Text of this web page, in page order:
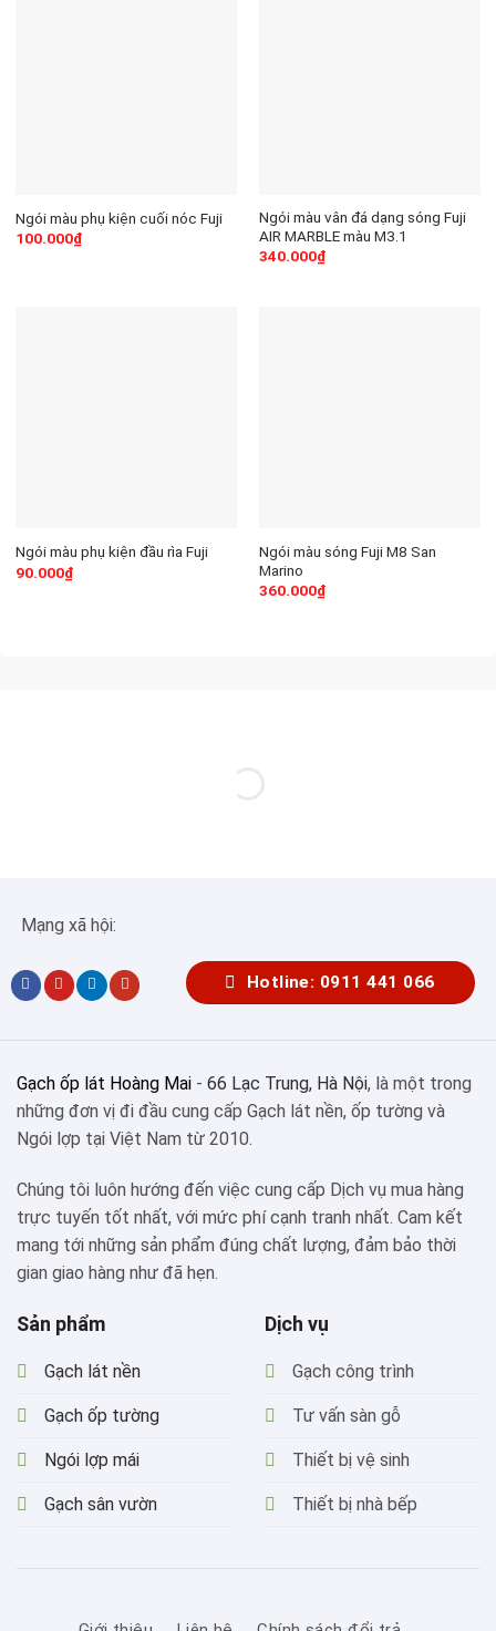
Ngói màu phụ kiện cuối nóc Fuji
100.000₫
Ngói màu vân đá dạng sóng Fuji
AIR MARBLE màu M3.1
340.000₫
Ngói màu phụ kiện đầu rìa Fuji
90.000₫
Ngói màu sóng Fuji M8 San
Marino
360.000₫
Mạng xã hội:
Hotline: 0911 441 066
Gạch ốp lát Hoàng Mai - 66 Lạc Trung, Hà Nội, là một trong
những đơn vị đi đầu cung cấp Gạch lát nền, ốp tường và
Ngói lợp tại Việt Nam từ 2010.
Chúng tôi luôn hướng đến việc cung cấp Dịch vụ mua hàng
trực tuyến tốt nhất, với mức phí cạnh tranh nhất. Cam kết
mang tới những sản phẩm đúng chất lượng, đảm bảo thời
gian giao hàng như đã hẹn.
Sản phẩm
Gạch lát nền
Gạch ốp tường
Ngói lợp mái
Gạch sân vườn
Dịch vụ
Gạch công trình
Tư vấn sàn gỗ
Thiết bị vệ sinh
Thiết bị nhà bếp